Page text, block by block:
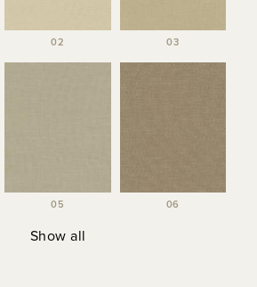
02 03
05 06
Show all